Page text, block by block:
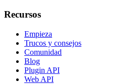
Recursos
Empieza
Trucos y consejos
Comunidad
Blog
Plugin API
Web API